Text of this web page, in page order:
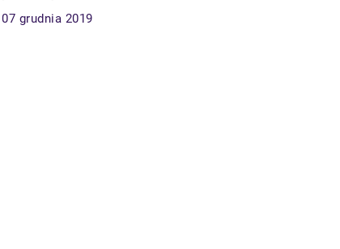
07 grudnia 2019